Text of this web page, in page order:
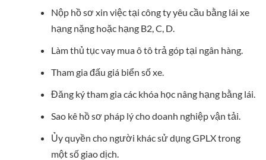
Nộp hồ sơ xin việc tại công ty yêu cầu bằng lái xe
hạng nặng hoặc hạng B2, C, D.
Làm thủ tục vay mua ô tô trả góp tại ngân hàng.
Tham gia đấu giá biển số xe.
Đăng ký tham gia các khóa học nâng hạng bằng lái.
Sao kê hồ sơ pháp lý cho doanh nghiệp vận tải.
Ủy quyền cho người khác sử dụng GPLX trong
một số giao dịch.